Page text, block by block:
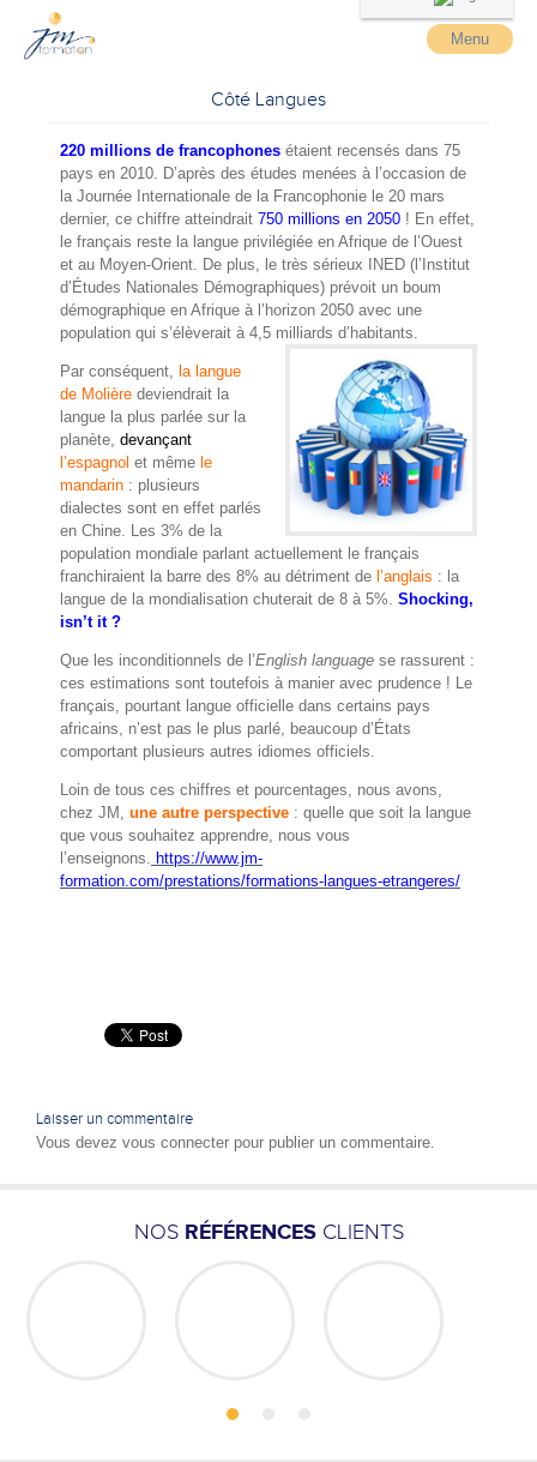
Côté Langues
220 millions de francophones étaient recensés dans 75
pays en 2010. D’après des études menées à l’occasion de
la Journée Internationale de la Francophonie le 20 mars
dernier, ce chiffre atteindrait 750 millions en 2050 ! En effet,
le français reste la langue privilégiée en Afrique de l’Ouest
et au Moyen-Orient. De plus, le très sérieux INED (l’Institut
d’Études Nationales Démographiques) prévoit un boum
démographique en Afrique à l’horizon 2050 avec une
population qui s’élèverait à 4,5 milliards d’habitants.
Par conséquent, la langue
de Molière deviendrait la
langue la plus parlée sur la
planète, devançant
l’espagnol et même le
mandarin : plusieurs
dialectes sont en effet parlés
en Chine. Les 3% de la
population mondiale parlant actuellement le français
franchiraient la barre des 8% au détriment de l’anglais : la
langue de la mondialisation chuterait de 8 à 5%. Shocking,
isn’t it ?
Que les inconditionnels de l’English language se rassurent :
ces estimations sont toutefois à manier avec prudence ! Le
français, pourtant langue officielle dans certains pays
africains, n’est pas le plus parlé, beaucoup d’États
comportant plusieurs autres idiomes officiels.
Loin de tous ces chiffres et pourcentages, nous avons,
chez JM, une autre perspective : quelle que soit la langue
que vous souhaitez apprendre, nous vous
l’enseignons. https://www.jm-
formation.com/prestations/formations-langues-etrangeres/
Laisser un commentaire
Vous devez vous connecter pour publier un commentaire.
NOS RÉFÉRENCESCLIENTS
Menu